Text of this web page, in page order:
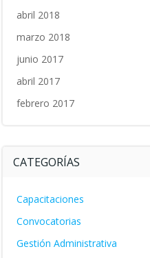
abril 2018
marzo 2018
junio 2017
abril 2017
febrero 2017
CATEGORÍAS
Capacitaciones
Convocatorias
Gestión Administrativa